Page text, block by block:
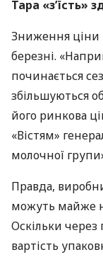
Тара «з’їсть»
Зниження ціни
березні.
починається
збільшуються
його ринкова
«Вістям»
молочної
Правда,
можуть майже
Оскільки
вартість